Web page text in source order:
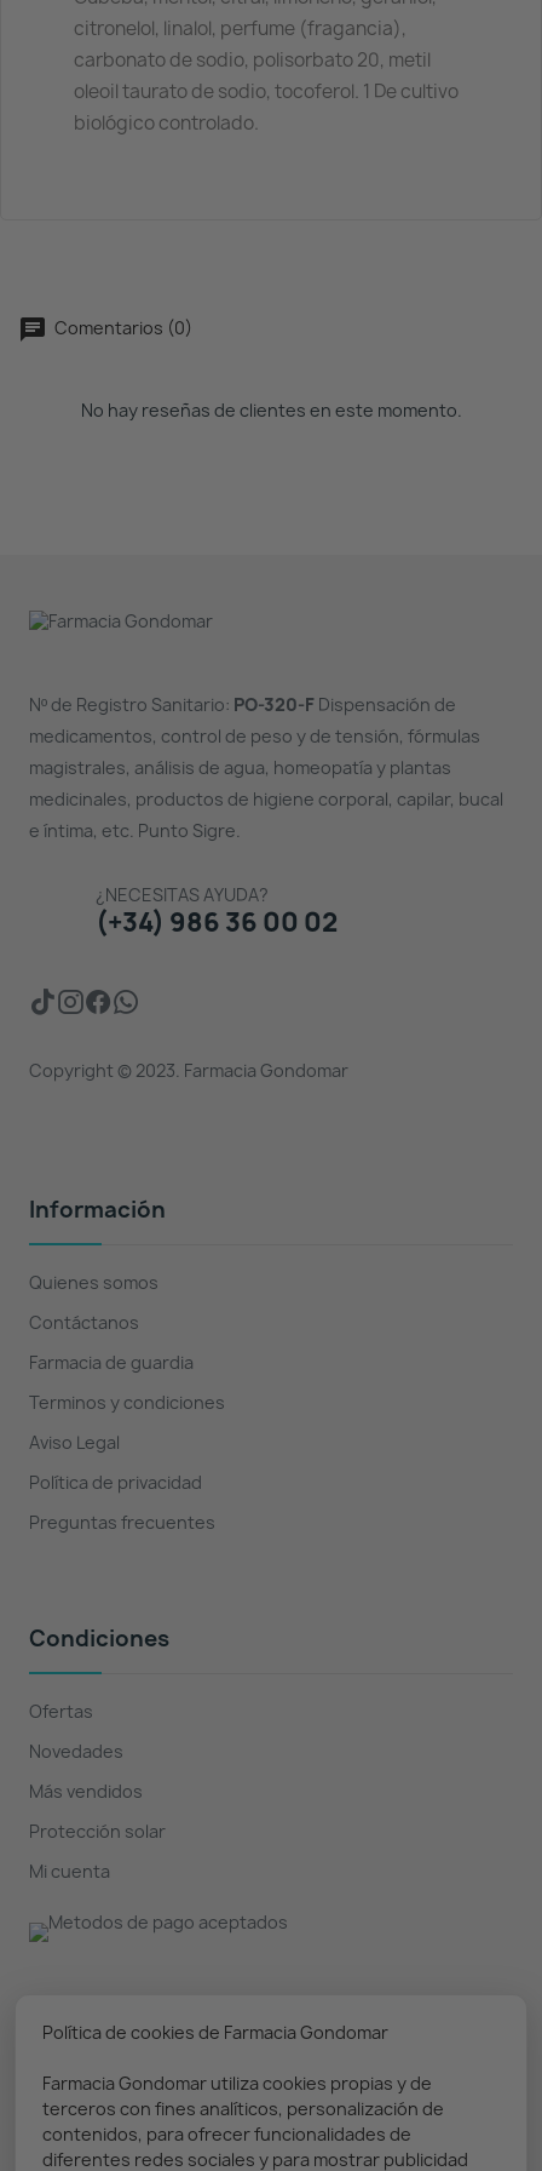
citronelol, linalol, perfume (fragancia),
carbonato de sodio, polisorbato 20, metil
oleoil taurato de sodio, tocoferol. 1 De cultivo
biológico controlado.
Comentarios (0)
No hay reseñas de clientes en este momento.
Nº de Registro Sanitario: PO-320-FDispensación de
medicamentos, control de peso y de tensión, fórmulas
magistrales, análisis de agua, homeopatía y plantas
medicinales, productos de higiene corporal, capilar, bucal
e íntima, etc. Punto Sigre.
¿NECESITAS AYUDA?
(+34) 986 36 00 02
Copyright © 2023. Farmacia Gondomar
Información
Quienes somos
Contáctanos
Farmacia de guardia
Terminos y condiciones
Aviso Legal
Política de privacidad
Preguntas frecuentes
Condiciones
Ofertas
Novedades
Más vendidos
Protección solar
Mi cuenta
Nuestro boletín
Puedes darte de baja en cualquier momento. Prometemos
solo enviar información relevante
Política de cookies de Farmacia Gondomar
Farmacia Gondomar utiliza cookies propias y de
terceros con fines analíticos, personalización de
contenidos, para ofrecer funcionalidades de
diferentes redes sociales y para mostrar publicidad